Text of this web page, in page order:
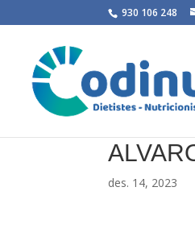
930 106 248
des. 14, 2023